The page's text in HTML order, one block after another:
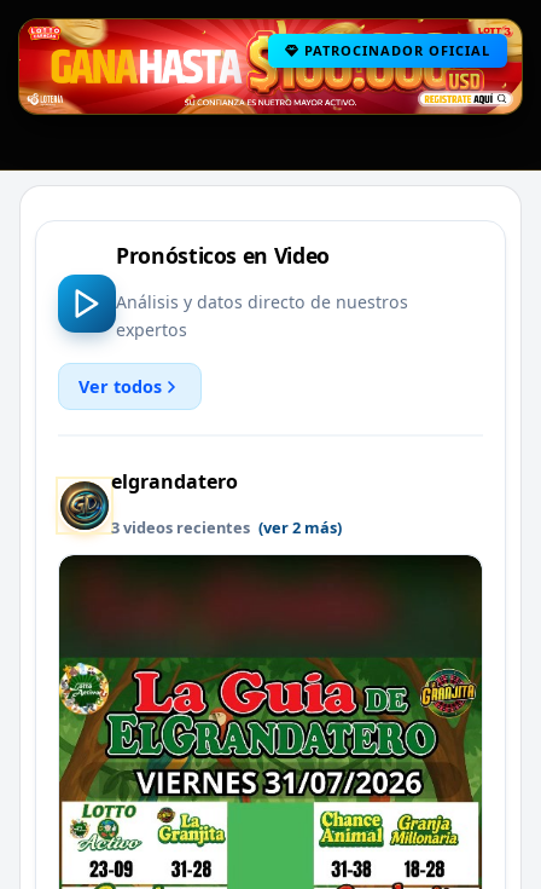
PATROCINADOR OFICIAL
Pronósticos en Video
Análisis y datos directo de nuestros
expertos
Ver todos
elgrandatero
3 videos recientes (ver 2 más)